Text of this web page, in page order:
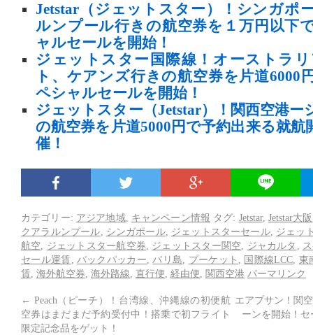
Jetstar（ジェットスター）！シンガポ
ルンプール行きの航空券を１万円以下
ャルセールを開始！
ジェットスター国際線！オーストラ
ト、ケアンズ行きの航空券を片道6000
ペシャルセールを開始！
ジェットスター（Jetstar）！関西空港ー
の航空券を片道5000円で予約出来る就航
催！
カテゴリー: アジア地域 キャンペーン情報 タグ: Jetstar, Jetstar大阪
クアラルンプール
シンガポール, ジェットスターセール,
ジェッ
航空
ジェットスター航空券 ジェットスター関空 ジャカルタ
セール運賃
バックパッカー バリ島 プーケット 国際線LCC 東
賃 海外航空券 海外路線 直行便 経由便 関西空港 パーマリンク
← Peach（ピーチ）！台湾線、沖縄線の初便航
空券はまだまだ予約受付中！搭乗で初フライト
限定記念品をゲット！
エアプサン！関
ーンを開始！